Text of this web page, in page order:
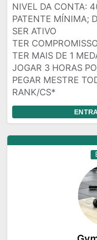
NIVEL DA CONTA:
PATENTE MÍNIMA;
SER ATIVO
TER
TER MAIS DE 1
JOGAR 3 HORAS
PEGAR MESTRE
RANK/CS*